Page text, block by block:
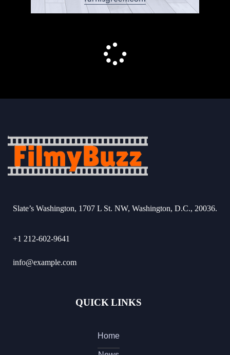
Slate’s Washington, 1707 L St. NW, Washington, D.C., 20036.
+1 212-602-9641
info@example.com
QUICK LINKS
Home